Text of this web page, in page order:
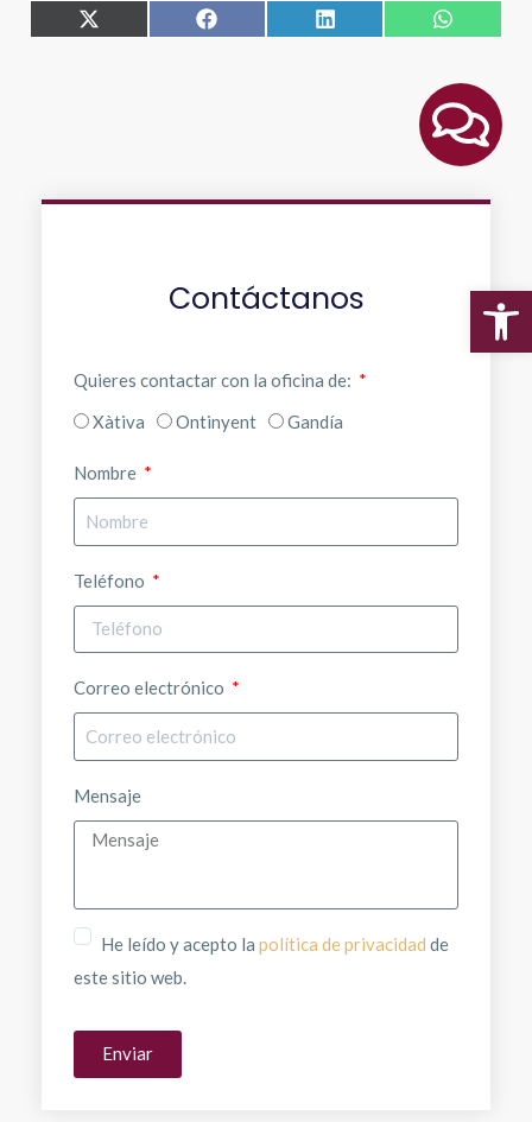
X
Facebook LinkedIn
Contáctanos
Quieres contactar con la oficina de:
Xàtiva
Ontinyent Gandía
Nombre
Teléfono
Correo electrónico
Mensaje
He leído y acepto la política de privacidad de
este sitio web.
Enviar